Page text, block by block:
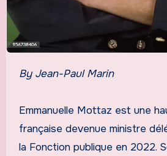
By Jean-Paul Marin
Emmanuelle Mottaz est une
française devenue ministre
la Fonction publique en 2022.